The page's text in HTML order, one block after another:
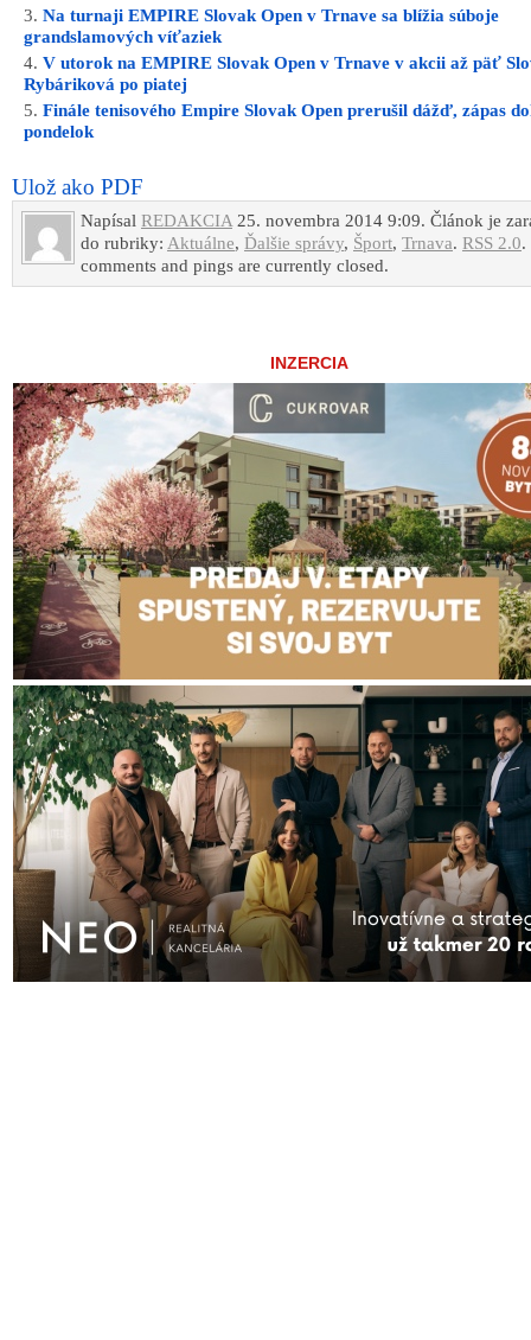
Na turnaji EMPIRE Slovak Open v Trnave sa blížia súboje
grandslamových víťaziek
V utorok na EMPIRE Slovak Open v Trnave v akcii až päť
Rybáriková po piatej
Finále tenisového Empire Slovak Open prerušil dážď, zápas
pondelok
Ulož ako PDF
Napísal REDAKCIA25. novembra 2014 9:09. Článok je
do rubriky: Aktuálne, Ďalšie správy, Šport, Trnava. RSS 2.0.
comments and pings are currently closed.
INZERCIA